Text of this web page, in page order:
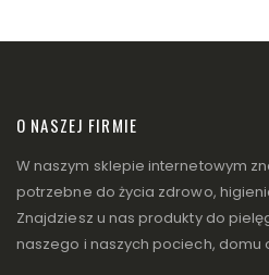
O NASZEJ FIRMIE
W naszym sklepie internetowym
potrzebne do życia zdrowo,
Znajdziesz u nas produkty do
naszego i naszych pociech, domu